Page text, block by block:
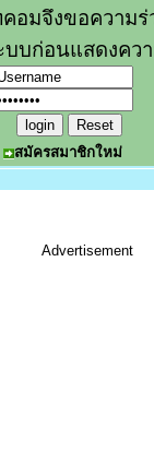
อมจึงขอความ
บบก่อนแสดงคว
สมัครสมาชิกใหม่
Advertisement